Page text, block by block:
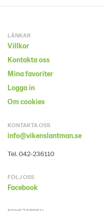
LÄNKAR
Villkor
Kontakta oss
Mina favoriter
Logga in
Om cookies
KONTAKTA OSS
info@vikenslantman.se
Tel. 042-236110
FÖLJ OSS
Facebook